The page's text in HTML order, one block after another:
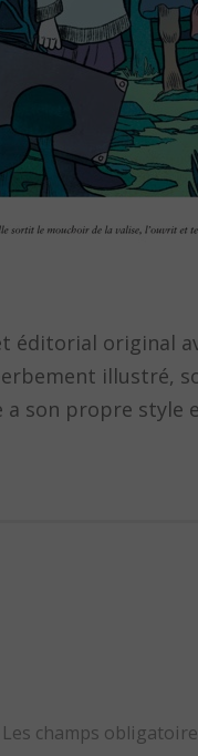
original
illustré,
son propre style
Les champs